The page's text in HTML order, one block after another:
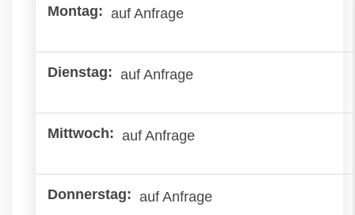
auf Anfrage
auf Anfrage
auf Anfrage
auf Anfrage